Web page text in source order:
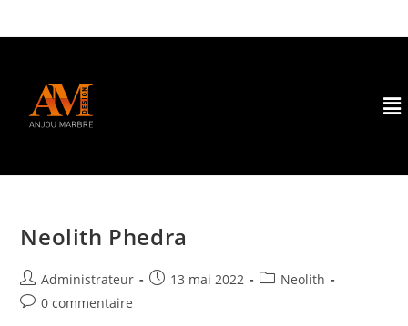
Neolith Phedra
Administrateur 13 mai 2022
Neolith
0 commentaire